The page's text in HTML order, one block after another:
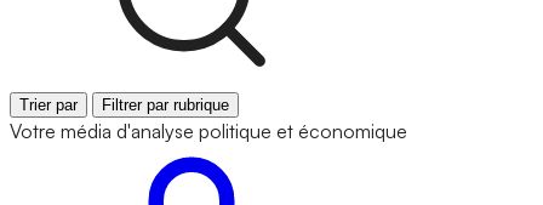
Trier par Filtrer par rubrique
Votre média d'analyse politique et économique